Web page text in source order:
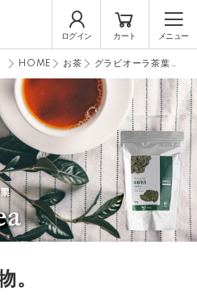
ログイン カート メニュー
HOME お茶
グラビオーラ茶葉
100g
。